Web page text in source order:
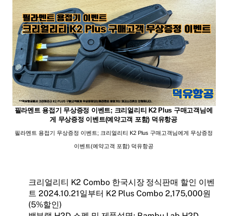
필라멘트 용접기 무상증정 이벤트; 크리얼리티 K2 Plus 구매고객님에
게 무상증정 이벤트(예약고객 포함) 덕유항공
필라멘트 용접기 무상증정 이벤트; 크리얼리티 K2 Plus 구매고객님에게 무상증정
이벤트(예약고객 포함) 덕유항공
크리얼리티 K2 Combo 한국시장 정식판매 할인 이벤
트 2024.10.21일부터 K2 Plus Combo 2,175,000원
(5%할인)